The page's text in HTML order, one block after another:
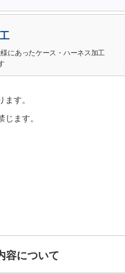
にあったケース・ハーネス加工
す。
ます。
容について